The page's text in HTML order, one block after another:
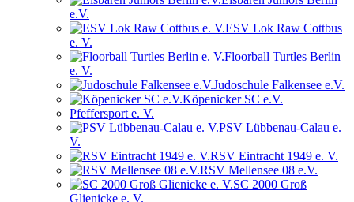
e.V.
ESV Lok Raw Cottbus
e. V.
Floorball Turtles Berlin
e. V.
Judoschule Falkensee e.V.
Köpenicker SC e.V.
Pfeffersport e. V.
PSV Lübbenau-Calau e.
V.
RSV Eintracht 1949 e. V.
RSV Mellensee 08 e.V.
SC 2000 Groß
Glienicke e. V.